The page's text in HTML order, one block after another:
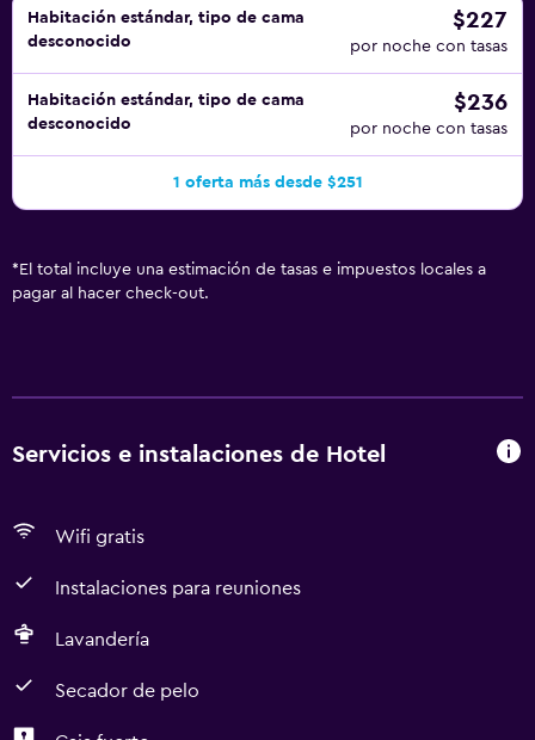
Habitación estándar, tipo de cama
desconocido
$227
por noche con tasas
Habitación estándar, tipo de cama
desconocido
$236
por noche con tasas
1 oferta más desde $251
* El total incluye una estimación de tasas e impuestos locales a
pagar al hacer check-out.
Servicios e instalaciones de Hotel
Wifi gratis
Instalaciones para reuniones
Lavandería
Secador de pelo